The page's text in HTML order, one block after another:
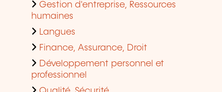
Gestion d'entreprise, Ressources
humaines
Langues
Finance, Assurance, Droit
Développement personnel et
professionnel